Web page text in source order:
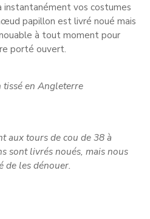
vos costumes
papillon est livré noué mais
à tout moment pour
porté ouvert.
tissé en Angleterre
aux tours de cou de 38 à
sont livrés noués, mais nous
de les dénouer.